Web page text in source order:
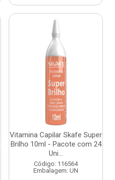
Vitamina Capilar Skafe Super
Brilho 10ml - Pacote com 24
Uni...
Código: 116564
Embalagem: UN